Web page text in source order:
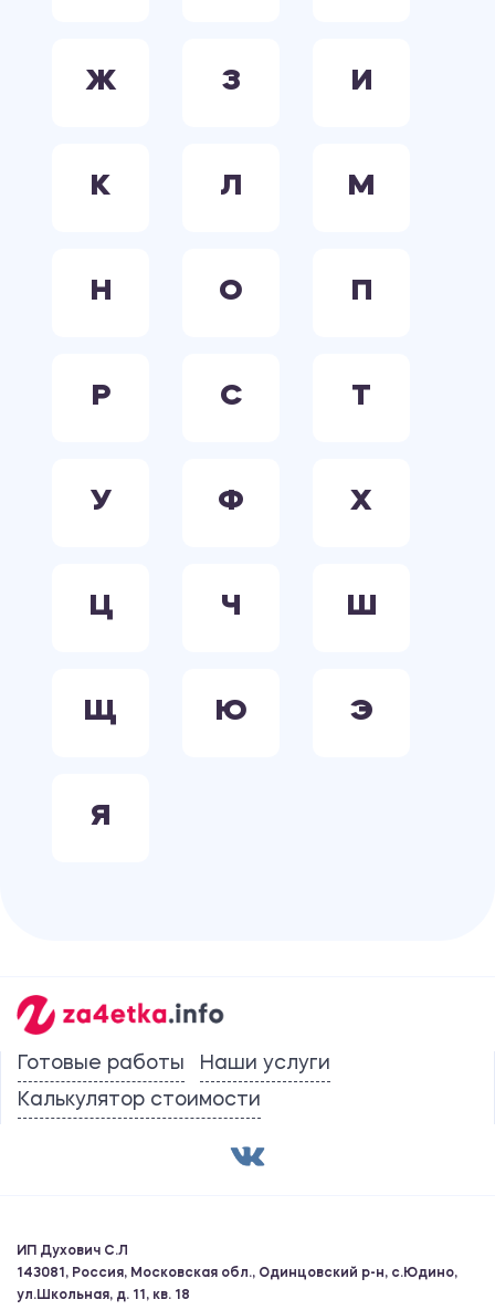
Ж З И
К Л М
Н О П
Р С Т
У Ф Х
Ц Ч Ш
Щ Ю Э
Я
Готовые работы
Наши услуги
Калькулятор стоимости
ИП Духович С.Л
143081, Россия, Московская обл., Одинцовский р-н, с.Юдино,
ул.Школьная, д. 11, кв. 18